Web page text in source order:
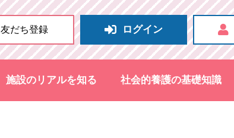
友だち登録 ログイン
施設のリアルを知る 社会的養護の基礎知識